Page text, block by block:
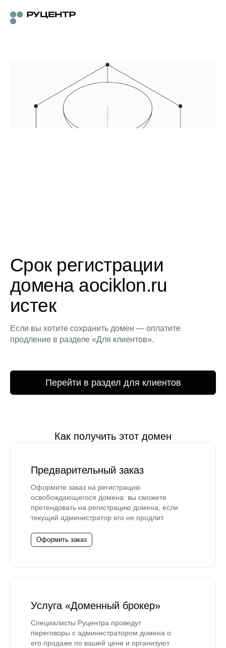
Срок регистрации
домена aociklon.ru
истек
Если вы хотите сохранить домен — оплатите
продление в разделе «Для клиентов».
Перейти в раздел для клиентов
Как получить этот домен
Предварительный заказ
Оформите заказ на регистрацию
освобождающегося домена: вы сможете
претендовать на регистрацию домена, если
текущий администратор его не продлит.
Оформить заказ
Услуга «Доменный брокер»
Специалисты Руцентра проведут
переговоры с администратором домена о
его продаже по вашей цене и организуют